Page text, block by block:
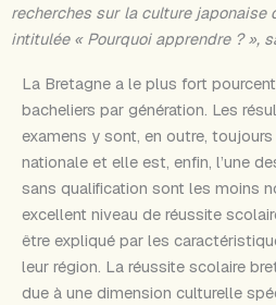
recherches sur la culture japonaise
intitulée « Pourquoi apprendre ? »,
La Bretagne a le plus fort
bacheliers par génération. Les
examens y sont, en outre,
nationale et elle est, enfin, l’une
sans qualification sont les moins
excellent niveau de réussite
être expliqué par les
leur région. La réussite scolaire
due à une dimension culturelle